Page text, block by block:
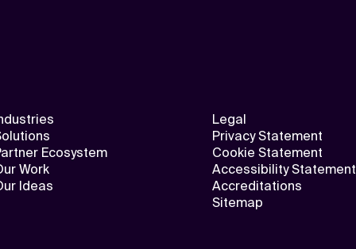
Ecosystem
Work
Ideas
Legal
Privacy Statement
Cookie Statement
Accessibility Statement
Accreditations
Sitemap